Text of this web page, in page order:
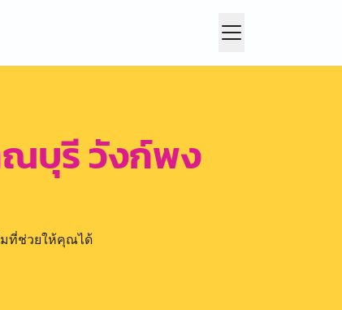
ณบุรี วังก์พง
ที่ช่วยให้คุณได้